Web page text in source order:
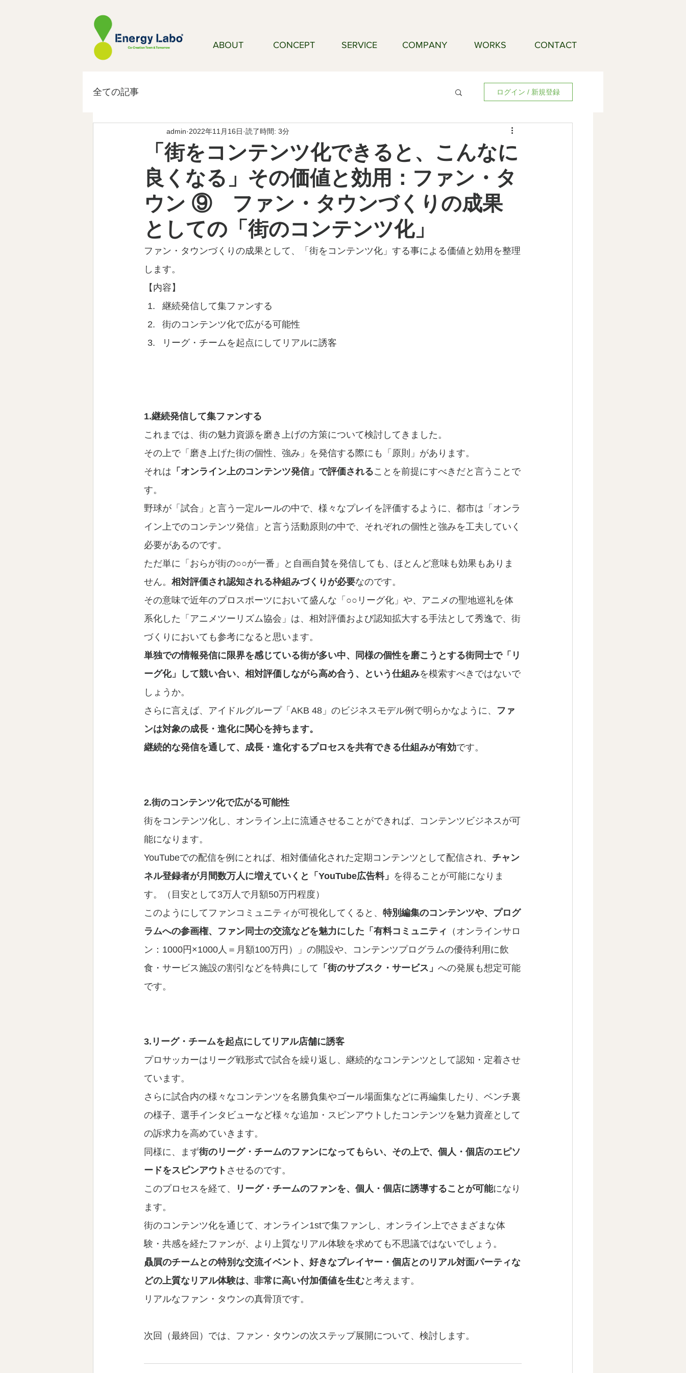
ABOUT CONCEPT SERVICE COMPANY WORKS CONTACT
全ての記事 ログイン / 新規登録
「街をコンテンツ化できると、こんなに
良くなる」その価値と効用：ファン・タ
ウン ⑨ ファン・タウンづくりの成果
としての「街のコンテンツ化」
admin 2022年11月16日 読了時間: 3分
ファン・タウンづくりの成果として、「街をコンテンツ化」する事による価値と効用を整理
します。
【内容】
継続発信して集ファンする
街のコンテンツ化で広がる可能性
リーグ・チームを起点にしてリアルに誘客
1.継続発信して集ファンする
これまでは、街の魅力資源を磨き上げの方策について検討してきました。
その上で「磨き上げた街の個性、強み」を発信する際にも「原則」があります。
それは 「オンライン上のコンテンツ発信」で評価されることを前提にすべきだと言うことで
す。
野球が「試合」と言う一定ルールの中で、様々なプレイを評価するように、都市は「オンラ
イン上でのコンテンツ発信」と言う活動原則の中で、それぞれの個性と強みを工夫していく
必要があるのです。
ただ単に「おらが街の○○が一番」と自画自賛を発信しても、ほとんど意味も効果もありま
せん。 相対評価され認知される枠組みづくりが必要なのです。
その意味で近年のプロスポーツにおいて盛んな「○○リーグ化」や、アニメの聖地巡礼を体
系化した「アニメツーリズム協会」は、相対評価および認知拡大する手法として秀逸で、街
づくりにおいても参考になると思います。
単独での情報発信に限界を感じている街が多い中、同様の個性を磨こうとする街同士で「リ
ーグ化」して競い合い、相対評価しながら高め合う、という仕組みを模索すべきではないで
しょうか。
さらに言えば、アイドルグループ「AKB 48」のビジネスモデル例で明らかなように、 ファ
ンは対象の成長・進化に関心を持ちます。
継続的な発信を通して、成長・進化するプロセスを共有できる仕組みが有効です。
2.街のコンテンツ化で広がる可能性
街をコンテンツ化し、オンライン上に流通させることができれば、コンテンツビジネスが可
能になります。
YouTubeでの配信を例にとれば、相対価値化された定期コンテンツとして配信され、 チャン
ネル登録者が月間数万人に増えていくと「YouTube広告料」 を得ることが可能になりま
す。（目安として3万人で月額50万円程度）
このようにしてファンコミュニティが可視化してくると、 特別編集のコンテンツや、プログ
ラムへの参画権、ファン同士の交流などを魅力にした「有料コミュニティ （オンラインサロ
ン：1000円×1000人＝月額100万円）」の開設や、コンテンツプログラムの優待利用に飲
食・サービス施設の割引などを特典にして 「街のサブスク・サービス」 への発展も想定可能
です。
3.リーグ・チームを起点にしてリアル店舗に誘客
プロサッカーはリーグ戦形式で試合を繰り返し、継続的なコンテンツとして認知・定着させ
ています。
さらに試合内の様々なコンテンツを名勝負集やゴール場面集などに再編集したり、ベンチ裏
の様子、選手インタビューなど様々な追加・スピンアウトしたコンテンツを魅力資産として
の訴求力を高めていきます。
同様に、まず街のリーグ・チームのファンになってもらい、その上で、個人・個店のエピソ
ードをスピンアウト させるのです。
このプロセスを経て、
リーグ・チームのファンを、個人・個店に誘導することが可能になり
ます。
街のコンテンツ化を通じて、オンライン1stで集ファンし、オンライン上でさまざまな体
験・共感を経たファンが、より上質なリアル体験を求めても不思議ではないでしょう。
贔屓のチームとの特別な交流イベント、好きなプレイヤー・個店とのリアル対面パーティな
どの上質なリアル体験は、非常に高い付加価値を生むと考えます。
リアルなファン・タウンの真骨頂です。
次回（最終回）では、ファン・タウンの次ステップ展開について、検討します。